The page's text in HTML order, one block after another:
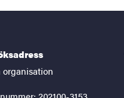
organisation